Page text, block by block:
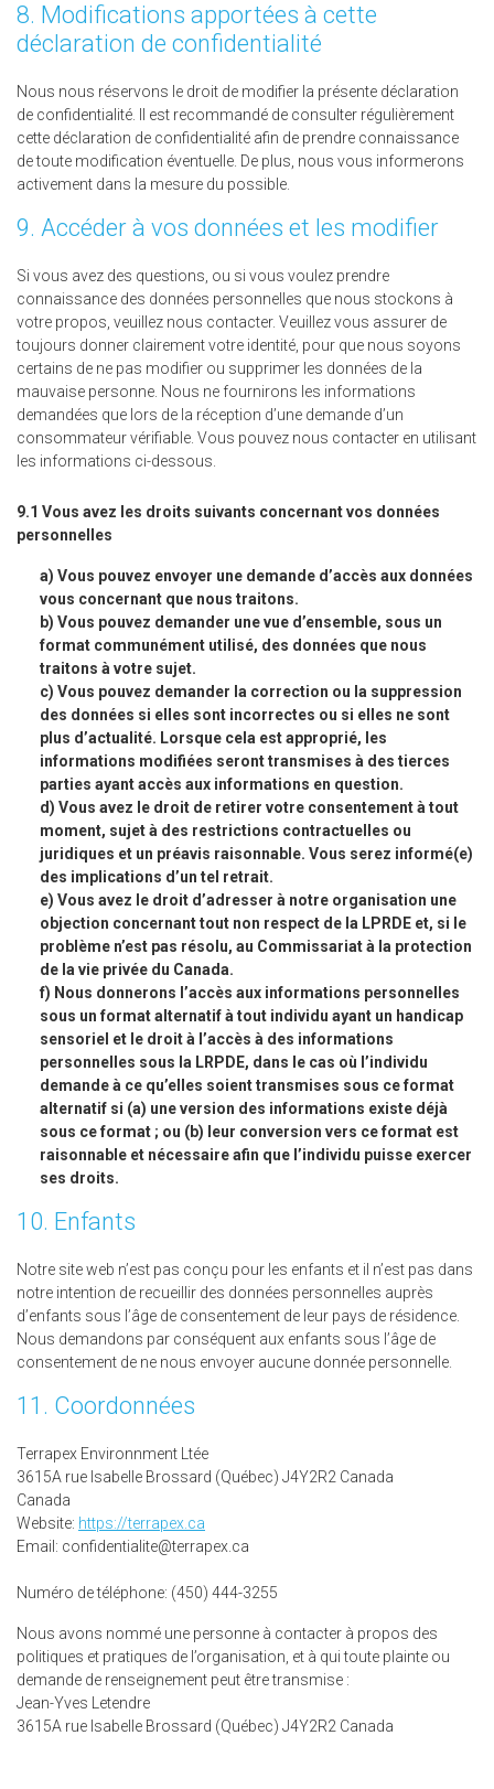
8. Modifications apportées à cette
déclaration de confidentialité
Nous nous réservons le droit de modifier la présente déclaration
de confidentialité. Il est recommandé de consulter régulièrement
cette déclaration de confidentialité afin de prendre connaissance
de toute modification éventuelle. De plus, nous vous informerons
activement dans la mesure du possible.
9. Accéder à vos données et les modifier
Si vous avez des questions, ou si vous voulez prendre
connaissance des données personnelles que nous stockons à
votre propos, veuillez nous contacter. Veuillez vous assurer de
toujours donner clairement votre identité, pour que nous soyons
certains de ne pas modifier ou supprimer les données de la
mauvaise personne. Nous ne fournirons les informations
demandées que lors de la réception d’une demande d’un
consommateur vérifiable. Vous pouvez nous contacter en utilisant
les informations ci-dessous.
9.1 Vous avez les droits suivants concernant vos données
personnelles
Vous pouvez envoyer une demande d’accès aux données
vous concernant que nous traitons.
Vous pouvez demander une vue d’ensemble, sous un
format communément utilisé, des données que nous
traitons à votre sujet.
Vous pouvez demander la correction ou la suppression
des données si elles sont incorrectes ou si elles ne sont
plus d’actualité. Lorsque cela est approprié, les
informations modifiées seront transmises à des tierces
parties ayant accès aux informations en question.
Vous avez le droit de retirer votre consentement à tout
moment, sujet à des restrictions contractuelles ou
juridiques et un préavis raisonnable. Vous serez informé(e)
des implications d’un tel retrait.
Vous avez le droit d’adresser à notre organisation une
objection concernant tout non respect de la LPRDE et, si le
problème n’est pas résolu, au Commissariat à la protection
de la vie privée du Canada.
Nous donnerons l’accès aux informations personnelles
sous un format alternatif à tout individu ayant un handicap
sensoriel et le droit à l’accès à des informations
personnelles sous la LRPDE, dans le cas où l’individu
demande à ce qu’elles soient transmises sous ce format
alternatif si (a) une version des informations existe déjà
sous ce format ; ou (b) leur conversion vers ce format est
raisonnable et nécessaire afin que l’individu puisse exercer
ses droits.
10. Enfants
Notre site web n’est pas conçu pour les enfants et il n’est pas dans
notre intention de recueillir des données personnelles auprès
d’enfants sous l’âge de consentement de leur pays de résidence.
Nous demandons par conséquent aux enfants sous l’âge de
consentement de ne nous envoyer aucune donnée personnelle.
11. Coordonnées
Terrapex Environnment Ltée
3615A rue Isabelle Brossard (Québec) J4Y2R2 Canada
Canada
Website: https://terrapex.ca
Email: ac.xeparret@etilaitnedifnoc
Numéro de téléphone: (450) 444-3255
Nous avons nommé une personne à contacter à propos des
politiques et pratiques de l’organisation, et à qui toute plainte ou
demande de renseignement peut être transmise :
Jean-Yves Letendre
3615A rue Isabelle Brossard (Québec) J4Y2R2 Canada